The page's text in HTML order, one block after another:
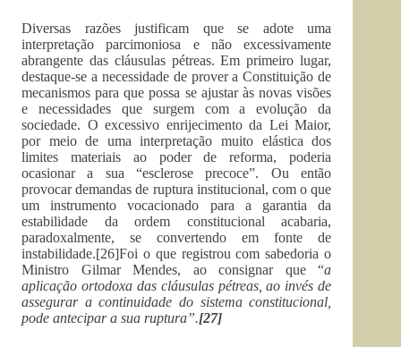
Diversas razões justificam que se adote uma
interpretação parcimoniosa e não excessivamente
abrangente das cláusulas pétreas. Em primeiro lugar,
destaque-se a necessidade de prover a Constituição de
mecanismos para que possa se ajustar às novas visões
e necessidades que surgem com a evolução da
sociedade. O excessivo enrijecimento da Lei Maior,
por meio de uma interpretação muito elástica dos
limites materiais ao poder de reforma, poderia
ocasionar a sua “esclerose precoce”. Ou então
provocar demandas de ruptura institucional, com o que
um instrumento vocacionado para a garantia da
estabilidade da ordem constitucional acabaria,
paradoxalmente, se convertendo em fonte de
instabilidade.[26]Foi o que registrou com sabedoria o
Ministro Gilmar Mendes, ao consignar que “a
aplicação ortodoxa das cláusulas pétreas, ao invés de
assegurar a continuidade do sistema constitucional,
pode antecipar a sua ruptura”.[27]